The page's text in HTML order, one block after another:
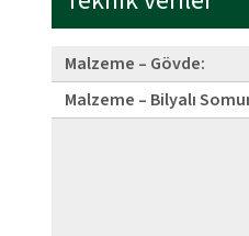
Malzeme – Gövde:
Malzeme – Bilyalı